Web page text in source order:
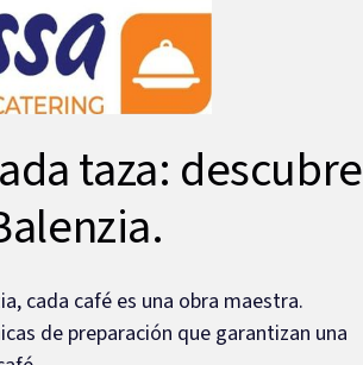
taza: descubre
cada café es una obra maestra.
de preparación que garantizan una